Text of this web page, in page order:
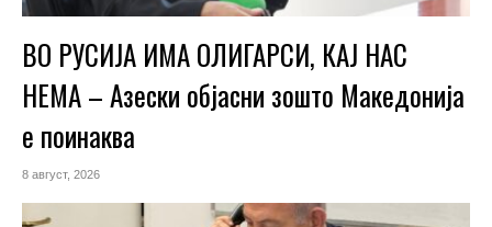
ВО РУСИЈА ИМА ОЛИГАРСИ, КАЈ НАС
НЕМА – Азески објасни зошто Македонија
е поинаква
8 август, 2026